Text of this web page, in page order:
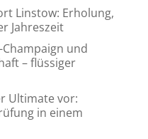
Linstow: Erholung,
Jahreszeit
und
– flüssiger
Ultimate vor:
in einem